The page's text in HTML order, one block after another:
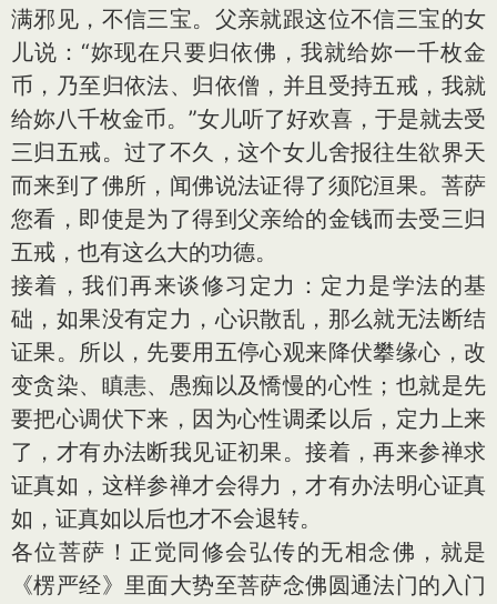
满邪见，不信三宝。父亲就跟这位不信三宝的女
儿说：“妳现在只要归依佛，我就给妳一千枚金
币，乃至归依法、归依僧，并且受持五戒，我就
给妳八千枚金币。”女儿听了好欢喜，于是就去受
三归五戒。过了不久，这个女儿舍报往生欲界天
而来到了佛所，闻佛说法证得了须陀洹果。菩萨
您看，即使是为了得到父亲给的金钱而去受三归
五戒，也有这么大的功德。
接着，我们再来谈修习定力：定力是学法的基
础，如果没有定力，心识散乱，那么就无法断结
证果。所以，先要用五停心观来降伏攀缘心，改
变贪染、瞋恚、愚痴以及憍慢的心性；也就是先
要把心调伏下来，因为心性调柔以后，定力上来
了，才有办法断我见证初果。接着，再来参禅求
证真如，这样参禅才会得力，才有办法明心证真
如，证真如以后也才不会退转。
各位菩萨！正觉同修会弘传的无相念佛，就是
《楞严经》里面大势至菩萨念佛圆通法门的入门